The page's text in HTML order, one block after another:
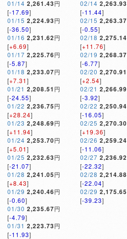
01/14 2,261.43円
[-17.69]
01/15 2,224.93円
[-36.50]
01/16 2,231.62円
[+6.69]
01/17 2,225.76円
[-5.87]
01/18 2,233.07円
[+7.31]
01/21 2,208.51 円
[-24.55]
01/22 2,236.75円
[+28.24]
01/23 2,248.69円
[+11.94]
01/24 2,253.70円
[+5.01]
01/25 2,232.63円
[-21.07]
01/28 2,241.05円
[+8.43]
01/29 2,240.46円
[-0.60]
01/30 2,235.67円
[-4.79]
01/31 2,223.73円
[-11.93]
02/14 2,263.93
[-11.44]
02/15 2,263.37
[-0.55]
02/18 2,275.14
[+11.76]
02/19 2,268.37
[-6.77]
02/20 2,270.91
[+2.54]
02/21 2,266.99
[-3.92]
02/22 2,250.94
[-16.05]
02/25 2,270.30
[+19.36]
02/26 2,259.24
[-11.06]
02/27 2,236.92
[-22.32]
02/28 2,214.88
[-22.04]
02/29 2,175.65
[-39.23]